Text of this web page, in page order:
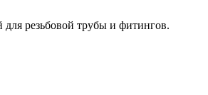
для резьбовой трубы и фитингов.